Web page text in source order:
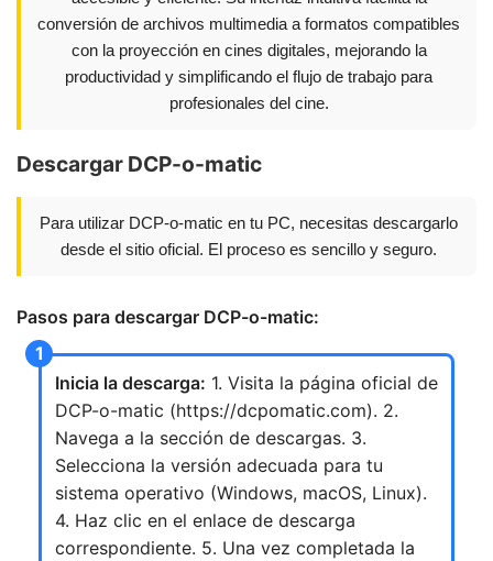
conversión de archivos multimedia a formatos compatibles
con la proyección en cines digitales, mejorando la
productividad y simplificando el flujo de trabajo para
profesionales del cine.
Descargar DCP-o-matic
Para utilizar DCP-o-matic en tu PC, necesitas descargarlo
desde el sitio oficial. El proceso es sencillo y seguro.
Pasos para descargar DCP-o-matic:
Inicia la descarga: 1. Visita la página oficial de
DCP-o-matic (https://dcpomatic.com). 2.
Navega a la sección de descargas. 3.
Selecciona la versión adecuada para tu
sistema operativo (Windows, macOS, Linux).
4. Haz clic en el enlace de descarga
correspondiente. 5. Una vez completada la